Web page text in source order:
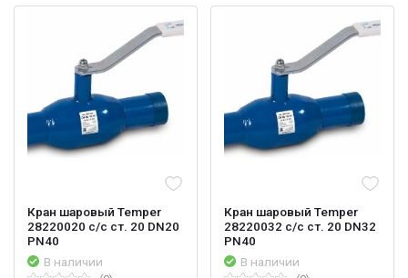
Кран шаровый Temper
28220020 с/с ст. 20 DN20
PN40
В наличии
Кран шаровый Temper
28220032 с/с ст. 20 DN32
PN40
В наличии